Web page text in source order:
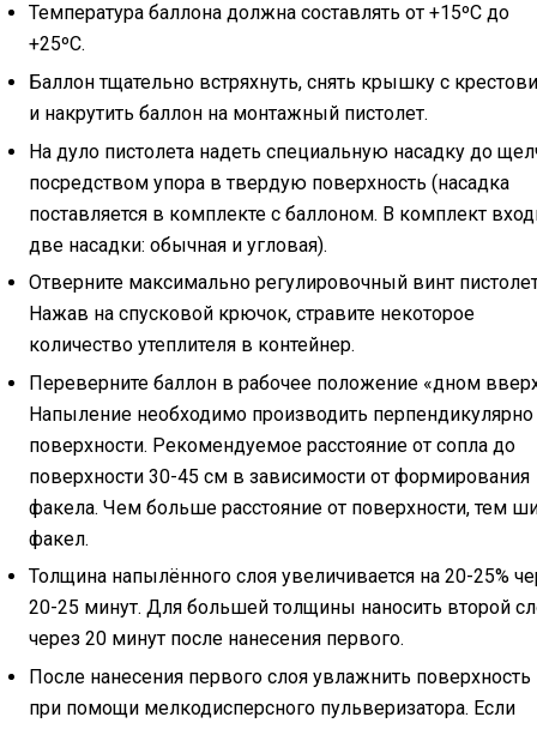
Температура баллона должна составлять от +15ºС до
+25ºС.
Баллон тщательно встряхнуть, снять крышку с
и накрутить баллон на монтажный пистолет.
На дуло пистолета надеть специальную насадку до
посредством упора в твердую поверхность (насадка
поставляется в комплекте с баллоном. В комплект
две насадки: обычная и угловая).
Отверните максимально регулировочный винт
Нажав на спусковой крючок, стравите некоторое
количество утеплителя в контейнер.
Переверните баллон в рабочее положение «дном
Напыление необходимо производить перпендикулярно
поверхности. Рекомендуемое расстояние от сопла до
поверхности 30-45 см в зависимости от формирования
факела. Чем больше расстояние от поверхности, тем
факел.
Толщина напылённого слоя увеличивается на 20-25%
20-25 минут. Для большей толщины наносить второй
через 20 минут после нанесения первого.
После нанесения первого слоя увлажнить поверхность
при помощи мелкодисперсного пульверизатора. Если